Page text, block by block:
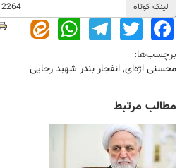
لینک کوتاه
Facebook
Twitter
برچسب‌ها:
محسنی اژه‌ای,انفجار بندر شهید رجایی
مطالب مرتبط